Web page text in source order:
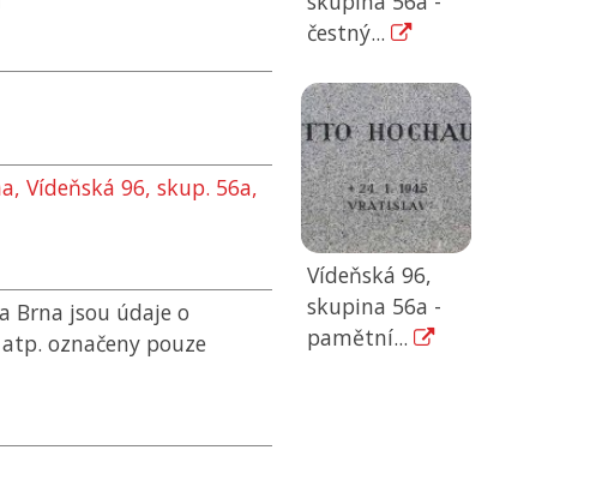
Vídeňská 96, skup. 56a,
jsou údaje o
označeny pouze
čestný...
Vídeňská 96,
skupina 56a -
pamětní...